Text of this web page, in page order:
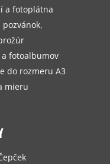
a fotoplátna
fotoalbumov
do rozmeru A3
mieru